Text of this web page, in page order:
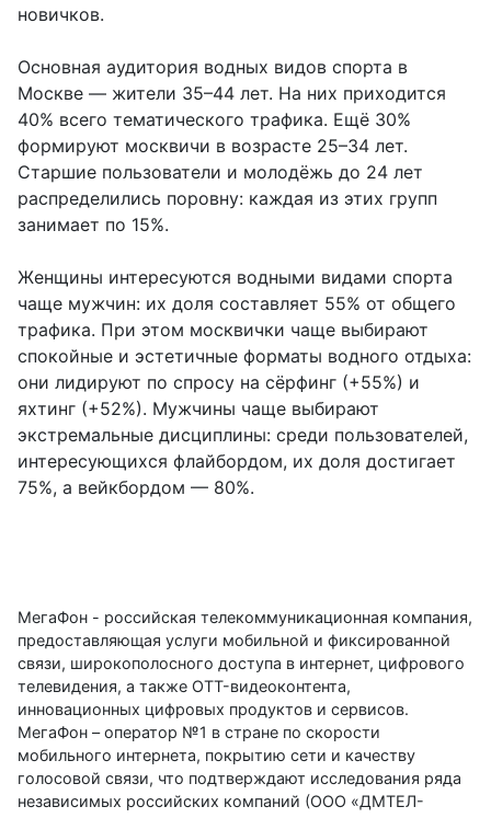
новичков.
Основная аудитория водных видов спорта в
Москве — жители 35–44 лет. На них приходится
40% всего тематического трафика. Ещё 30%
формируют москвичи в возрасте 25–34 лет.
Старшие пользователи и молодёжь до 24 лет
распределились поровну: каждая из этих групп
занимает по 15%.
Женщины интересуются водными видами спорта
чаще мужчин: их доля составляет 55% от общего
трафика. При этом москвички чаще выбирают
спокойные и эстетичные форматы водного отдыха:
они лидируют по спросу на сёрфинг (+55%) и
яхтинг (+52%). Мужчины чаще выбирают
экстремальные дисциплины: среди пользователей,
интересующихся флайбордом, их доля достигает
75%, а вейкбордом — 80%.
МегаФон - российская телекоммуникационная компания,
предоставляющая услуги мобильной и фиксированной
связи, широкополосного доступа в интернет, цифрового
телевидения, а также OTT-видеоконтента,
инновационных цифровых продуктов и сервисов.
МегаФон – оператор №1 в стране по скорости
мобильного интернета, покрытию сети и качеству
голосовой связи, что подтверждают исследования ряда
независимых российских компаний (ООО «ДМТЕЛ-